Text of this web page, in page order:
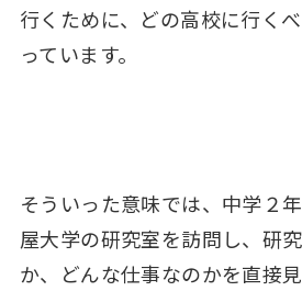
行くために、どの高校に行く
っています。
そういった意味では、中学２
屋大学の研究室を訪問し、研
か、どんな仕事なのかを直接